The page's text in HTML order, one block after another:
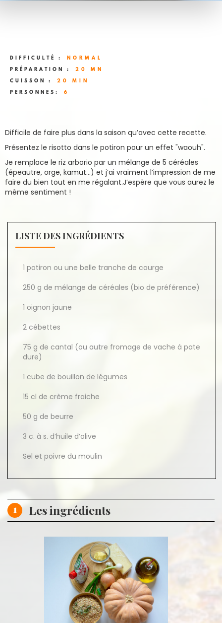
DIFFICULTÉ : NORMAL
PRÉPARATION : 20 MN
CUISSON : 20 MIN
PERSONNES: 6
Difficile de faire plus dans la saison qu’avec cette recette.
Présentez le risotto dans le potiron pour un effet "waouh".
Je remplace le riz arborio par un mélange de 5 céréales
(épeautre, orge, kamut…) et j’ai vraiment l’impression de me
faire du bien tout en me régalant.J’espère que vous aurez le
même sentiment !
LISTE DES INGRÉDIENTS
1 potiron ou une belle tranche de courge
250 g de mélange de céréales (bio de préférence)
1 oignon jaune
2 cébettes
75 g de cantal (ou autre fromage de vache à pate
dure)
1 cube de bouillon de légumes
15 cl de crème fraiche
50 g de beurre
3 c. à s. d’huile d’olive
Sel et poivre du moulin
1 Les ingrédients